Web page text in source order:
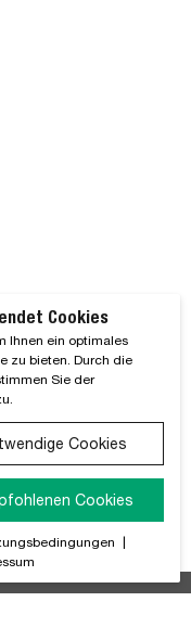
Cookies
Ihnen ein optimales
zu bieten. Durch die
Sie der
Cookies
Cookies
|